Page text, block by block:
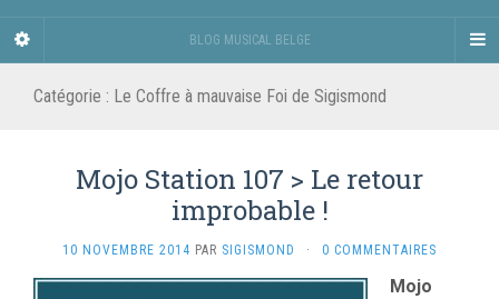
BLOG MUSICAL BELGE
Catégorie : Le Coffre à mauvaise Foi de Sigismond
Mojo Station 107 > Le retour
improbable !
10 NOVEMBRE 2014 PAR SIGISMOND · 0 COMMENTAIRES
Mojo